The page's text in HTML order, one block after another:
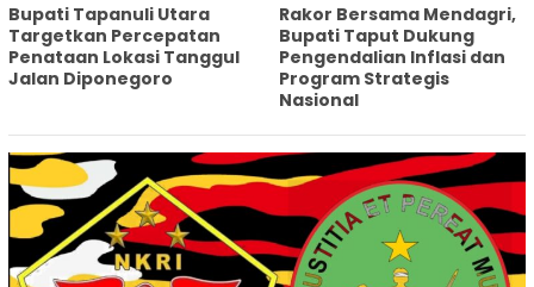
‎Bupati Tapanuli Utara
Targetkan Percepatan
Penataan Lokasi Tanggul
Jalan Diponegoro
Rakor Bersama Mendagri,
Bupati Taput Dukung
Pengendalian Inflasi dan
Program Strategis
Nasional‎